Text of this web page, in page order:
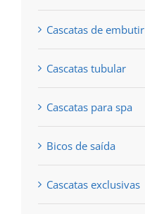
Cascatas de embutir
Cascatas tubular
Cascatas para spa
Bicos de saída
Cascatas exclusivas